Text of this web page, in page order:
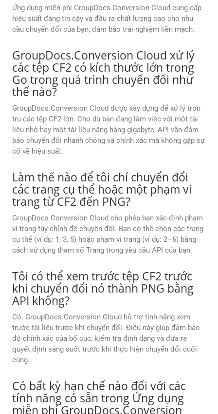
Ứng dụng miễn phí GroupDocs.Conversion Cloud cung cấp
hiệu suất đáng tin cậy và đầu ra chất lượng cao cho nhu
cầu chuyển đổi của bạn, đảm bảo trải nghiệm liền mạch.
GroupDocs.Conversion Cloud xử lý
các tệp CF2 có kích thước lớn trong
Go trong quá trình chuyển đổi như
thế nào?
GroupDocs.Conversion Cloud được xây dựng để xử lý trơn
tru các tệp CF2 lớn. Cho dù bạn đang làm việc với một tài
liệu nhỏ hay một tài liệu nặng hàng gigabyte, API vẫn đảm
bảo chuyển đổi nhanh chóng và chính xác mà không gặp sự
cố về hiệu suất.
Làm thế nào để tôi chỉ chuyển đổi
các trang cụ thể hoặc một phạm vi
trang từ CF2 đến PNG?
GroupDocs.Conversion Cloud cho phép bạn xác định phạm
vi trang tùy chỉnh để chuyển đổi. Bạn có thể chọn các trang
cụ thể (ví dụ: 1, 3, 5) hoặc phạm vi trang (ví dụ: 2–6) bằng
cách sử dụng tham số Trang trong yêu cầu API của bạn.
Tôi có thể xem trước tệp CF2 trước
khi chuyển đổi nó thành PNG bằng
API không?
Có. GroupDocs.Conversion Cloud hỗ trợ tính năng xem
trước tài liệu trước khi chuyển đổi. Điều này giúp đảm bảo
độ chính xác của bố cục, kiểm tra định dạng và đưa ra
quyết định sáng suốt trước khi thực hiện chuyển đổi cuối
cùng.
Có bất kỳ hạn chế nào đối với các
tính năng có sẵn trong Ứng dụng
miễn phí GroupDocs.Conversion